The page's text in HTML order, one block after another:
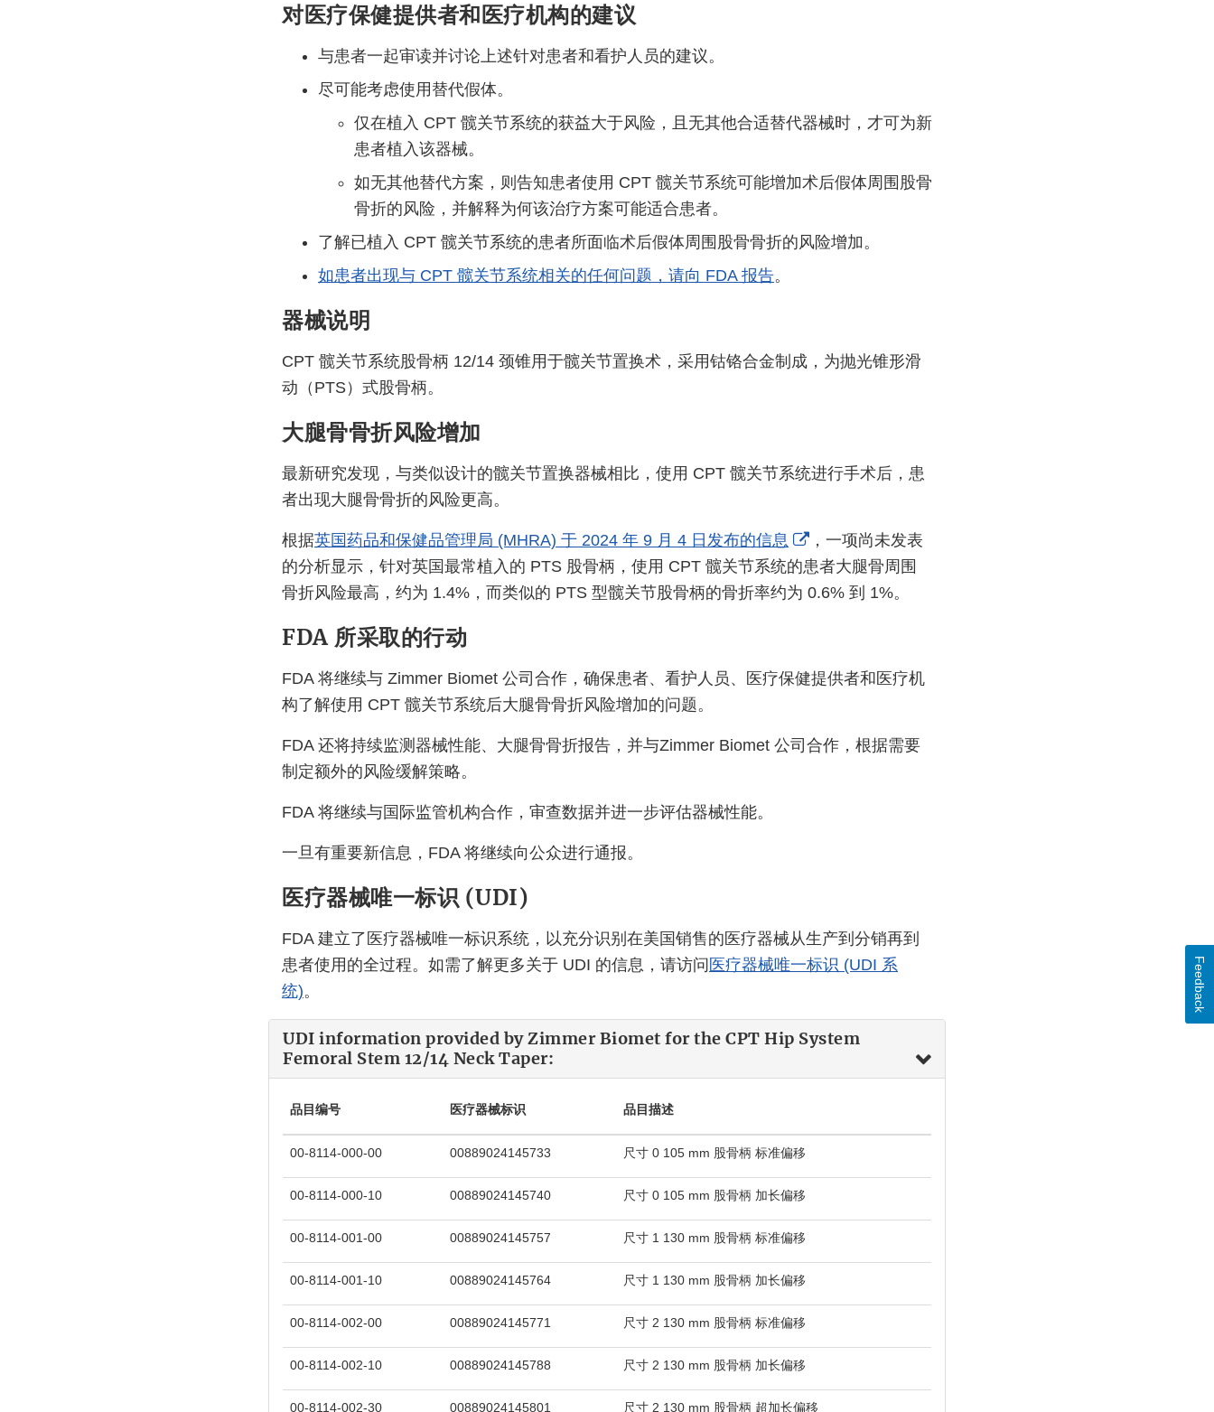
对医疗保健提供者和医疗机构的建议
与患者一起审读并讨论上述针对患者和看护人员的建议。
尽可能考虑使用替代假体。
仅在植入 CPT 髋关节系统的获益大于风险，且无其他合适替代器械时，才可为新
患者植入该器械。
如无其他替代方案，则告知患者使用 CPT 髋关节系统可能增加术后假体周围股骨
骨折的风险，并解释为何该治疗方案可能适合患者。
了解已植入 CPT 髋关节系统的患者所面临术后假体周围股骨骨折的风险增加。
如患者出现与 CPT 髋关节系统相关的任何问题，请向 FDA 报告。
器械说明
CPT 髋关节系统股骨柄 12/14 颈锥用于髋关节置换术，采用钴铬合金制成，为抛光锥形滑
动（PTS）式股骨柄。
大腿骨骨折风险增加
最新研究发现，与类似设计的髋关节置换器械相比，使用 CPT 髋关节系统进行手术后，患
者出现大腿骨骨折的风险更高。
根据英国药品和保健品管理局 (MHRA) 于 2024 年 9 月 4 日发布的信息
External
Link
Disclaimer
，一项尚未发表
的分析显示，针对英国最常植入的 PTS 股骨柄，使用 CPT 髋关节系统的患者大腿骨周围
骨折风险最高，约为 1.4%，而类似的 PTS 型髋关节股骨柄的骨折率约为 0.6% 到 1%。
FDA 所采取的行动
FDA 将继续与 Zimmer Biomet 公司合作，确保患者、看护人员、医疗保健提供者和医疗机
构了解使用 CPT 髋关节系统后大腿骨骨折风险增加的问题。
FDA 还将持续监测器械性能、大腿骨骨折报告，并与Zimmer Biomet 公司合作，根据需要
制定额外的风险缓解策略。
FDA 将继续与国际监管机构合作，审查数据并进一步评估器械性能。
一旦有重要新信息，FDA 将继续向公众进行通报。
医疗器械唯一标识 (UDI)
FDA 建立了医疗器械唯一标识系统，以充分识别在美国销售的医疗器械从生产到分销再到
患者使用的全过程。如需了解更多关于 UDI 的信息，请访问 医疗器械唯一标识 (UDI 系
统)。
UDI information provided by Zimmer Biomet for the CPT Hip System
Femoral Stem 12/14 Neck Taper:
品目编号 医疗器械标识 品目描述
00-8114-000-00 00889024145733 尺寸 0 105 mm 股骨柄 标准偏移
00-8114-000-10 00889024145740 尺寸 0 105 mm 股骨柄 加长偏移
00-8114-001-00 00889024145757 尺寸 1 130 mm 股骨柄 标准偏移
00-8114-001-10 00889024145764 尺寸 1 130 mm 股骨柄 加长偏移
00-8114-002-00 00889024145771 尺寸 2 130 mm 股骨柄 标准偏移
00-8114-002-10 00889024145788 尺寸 2 130 mm 股骨柄 加长偏移
00-8114-002-30 00889024145801 尺寸 2 130 mm 股骨柄 超加长偏移
Feedback